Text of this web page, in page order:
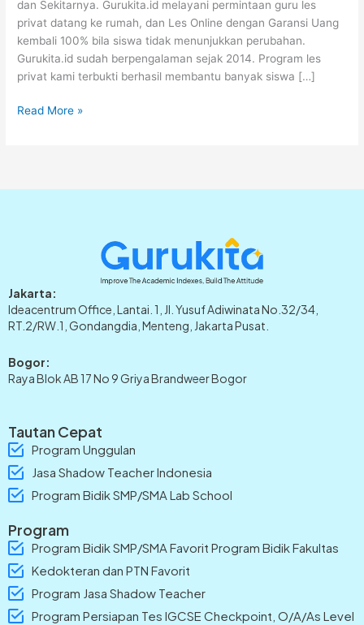
dan Sekitarnya. Gurukita.id melayani permintaan guru les
privat datang ke rumah, dan Les Online dengan Garansi Uang
kembali 100% bila siswa tidak menunjukkan perubahan.
Gurukita.id sudah berpengalaman sejak 2014. Program les
privat kami terbukti berhasil membantu banyak siswa […]
Read More »
Jakarta:
Ideacentrum Office, Lantai. 1, Jl. Yusuf Adiwinata No.32/34,
RT.2/RW.1, Gondangdia, Menteng, Jakarta Pusat.
Bogor:
Raya Blok AB 17 No 9 Griya Brandweer Bogor
Tautan Cepat
Program Unggulan
Jasa Shadow Teacher Indonesia
Program Bidik SMP/SMA Lab School
Program
Program Bidik SMP/SMA Favorit Program Bidik Fakultas
Kedokteran dan PTN Favorit
Program Jasa Shadow Teacher
Program Persiapan Tes IGCSE Checkpoint, O/A/As Level